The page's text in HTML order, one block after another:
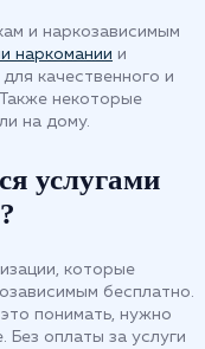
и наркозависимым
наркомании и
качественного и
некоторые
на дому.
услугами
которые
бесплатно.
понимать, нужно
Без оплаты за услуги